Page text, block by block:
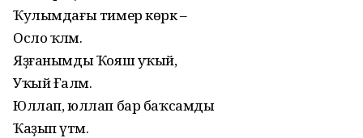
Ҡулымдағы тимер көрәк –
Осло ҡәләм.
Яҙғанымды Ҡояш уҡый,
Уҡый Ғаләм.
Юллап, юллап бар баҡсамды
Ҡаҙып үтәм.